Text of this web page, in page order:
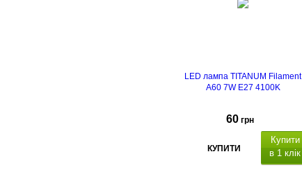
LED лампа TITANUM Filament
A60 7W E27 4100K
60 грн
КУПИТИ
Купити
в 1 клік